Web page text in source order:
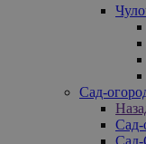
Сад-
Сад-
Сад-